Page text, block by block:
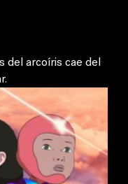
del arcoíris cae del